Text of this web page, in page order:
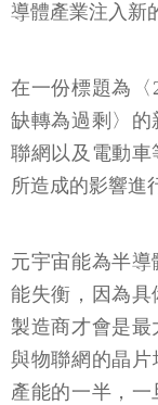
導體產業注入新
在一份標題為〈
缺轉為過剩〉
聯網以及電動
所造成的影響進
元宇宙能為半
能失衡，因為具
製造商才會是
與物聯網的晶片
產能的一半，